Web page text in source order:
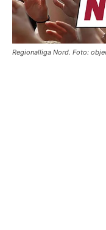
Regionalliga Nord. Foto: